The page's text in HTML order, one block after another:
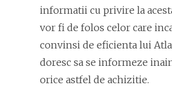
informatii cu privire la
vor fi de folos celor care
convinsi de eficienta lui
doresc sa se informeze
orice astfel de achizitie.